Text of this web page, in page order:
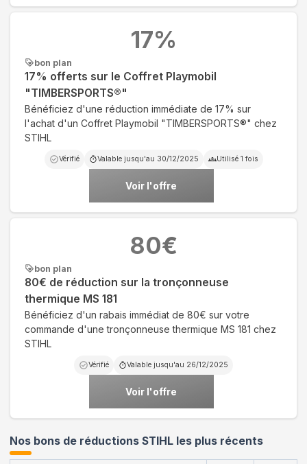
bon plan
17% offerts sur le Coffret Playmobil
"TIMBERSPORTS®"
Bénéficiez d'une réduction immédiate de 17% sur
l'achat d'un Coffret Playmobil "TIMBERSPORTS®" chez
STIHL
Vérifié Valable jusqu'au 30/12/2025 Utilisé 1 fois
Voir l'offre
17%
bon plan
80€ de réduction sur la tronçonneuse
thermique MS 181
Bénéficiez d'un rabais immédiat de 80€ sur votre
commande d'une tronçonneuse thermique MS 181 chez
STIHL
Vérifié Valable jusqu'au 26/12/2025
Voir l'offre
80€
Nos bons de réductions STIHL les plus récents